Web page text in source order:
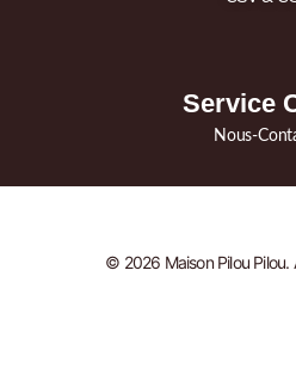
Service
Nous-
© 2026 Maison Pilou Pilou.